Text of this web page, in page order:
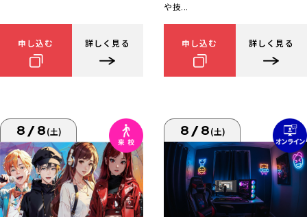
申し込む 詳しく見る
や技...
申し込む 詳しく見る
8/8(土) 8/8(土)